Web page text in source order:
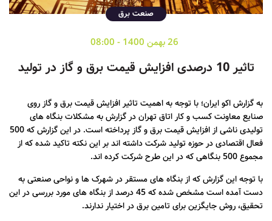
صنعت برق
26 بهمن 1400 - 08:00
تاثیر 10 درصدی افزایش قیمت برق و گاز در تولید
به گزارش اکو ایران؛ با توجه به اهمیت تاثیر افزایش قیمت برق و گاز روی
صنایع معاونت کسب و کار اتاق تهران در گزارش به مشکلات بنگاه های
تولیدی ناشی از افزایش قیمت برق و گاز پرداخته است. در این گزارش که 500
فعال اقتصادی در حوزه تولید شرکت داشته اند بر این نکته تاکید شده که از
مجموع 500 بنگاهی که در این طرح شرکت کرده اند.
با توجه این گزارش که از بنگاه های مستقر در شهرک‌ ها و نواحی صنعتی به
دست آمده است مشخص شده که 45 درصد از بنگاه‌ های مورد بررسی در این
تحقیق، روش جایگزین برای تامین برق در اختیار ندارند.